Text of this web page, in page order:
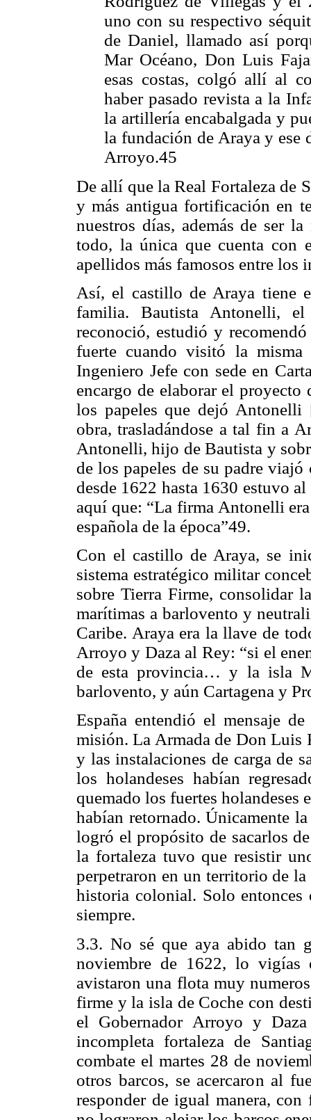
uno con su respectivo
de Daniel, llamado así
Mar Océano, Don Luis
esas costas, colgó allí al
haber pasado revista a la
la artillería encabalgada y
la fundación de Araya y ese
Arroyo.45
De allí que la Real Fortaleza de
y más antigua fortificación en
nuestros días, además de ser
todo, la única que cuenta con
apellidos más famosos entre los
Así, el castillo de Araya tiene
familia. Bautista Antonelli,
reconoció, estudió y
fuerte cuando visitó la
Ingeniero Jefe con sede en
encargo de elaborar el proyecto
los papeles que dejó Antonelli
obra, trasladándose a tal fin a
Antonelli, hijo de Bautista y
de los papeles de su padre
desde 1622 hasta 1630 estuvo
aquí que: “La firma Antonelli
española de la época”49.
Con el castillo de Araya, se
sistema estratégico militar
sobre Tierra Firme, consolidar
marítimas a barlovento y
Caribe. Araya era la llave de
Arroyo y Daza al Rey: “si el
de esta provincia… y la isla
barlovento, y aún Cartagena y
España entendió el mensaje
misión. La Armada de Don Luis
y las instalaciones de carga de
los holandeses habían
quemado los fuertes holandeses
habían retornado. Únicamente
logró el propósito de sacarlos
la fortaleza tuvo que resistir
perpetraron en un territorio de
historia colonial. Solo entonces
siempre.
3.3. No sé que aya abido tan
noviembre de 1622, lo vigías
avistaron una flota muy
firme y la isla de Coche con
el Gobernador Arroyo y
incompleta fortaleza de
combate el martes 28 de
otros barcos, se acercaron al
responder de igual manera,